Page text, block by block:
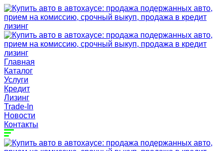
Главная
Каталог
Услуги
Кредит
Лизинг
Trade-In
Новости
Контакты